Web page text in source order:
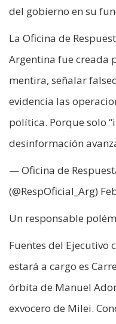
del gobierno en su
La Oficina de
Argentina fue creada
mentira, señalar
evidencia las
política. Porque solo
desinformación
— Oficina de
(@RespOficial_Arg)
Un responsable
Fuentes del Ejecutivo
estará a cargo es
órbita de Manuel
exvocero de Milei.